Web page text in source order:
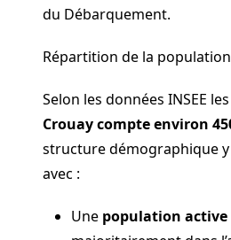
du Débarquement.
Répartition de la population
Selon les données INSEE
Crouay compte environ
structure démographique
avec :
Une population active